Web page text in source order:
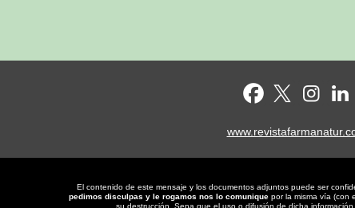
El contenido de este mensaje y los documentos adjuntos puede ser
pedimos disculpas y le rogamos nos lo comunique por la misma vía (con
su destrucción. Sepa que el uso o difusión de dicha